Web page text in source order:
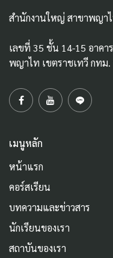
สำนักงานใหญ่ สาขาพญา
เลขที่ 35 ชั้น 14-15 อาค
พญาไท เขตราชเทวี กทม.
เมนูหลัก
หน้าแรก
คอร์สเรียน
บทความและข่าวสาร
นักเรียนของเรา
สถาบันของเรา